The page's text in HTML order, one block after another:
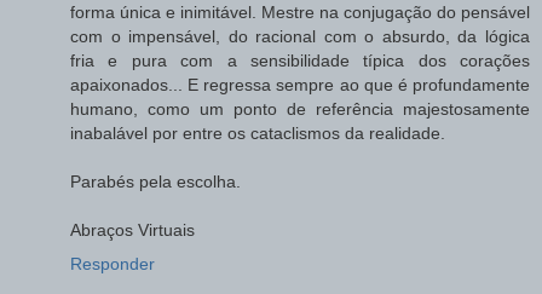
forma única e inimitável. Mestre na conjugação do pensável
com o impensável, do racional com o absurdo, da lógica
fria e pura com a sensibilidade típica dos corações
apaixonados... E regressa sempre ao que é profundamente
humano, como um ponto de referência majestosamente
inabalável por entre os cataclismos da realidade.
Parabés pela escolha.
Abraços Virtuais
Responder